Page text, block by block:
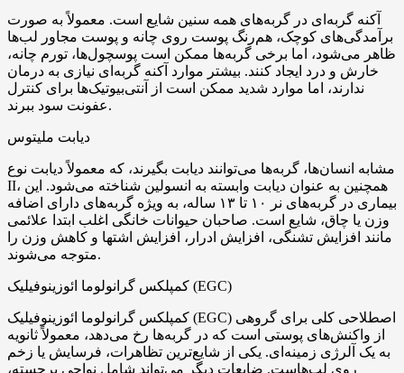
آکنه گربه‌ای در گربه‌های همه سنین شایع است. معمولاً به صورت
برآمدگی‌های کوچک، هم‌رنگ پوست روی چانه و پوست مجاور لب‌ها
ظاهر می‌شود، اما برخی گربه‌ها ممکن است پوسچول‌ها، تورم چانه،
خارش و درد ایجاد کنند. بیشتر موارد آکنه گربه‌ای نیازی به درمان
ندارند، اما موارد شدید ممکن است از آنتی‌بیوتیک‌ها برای کنترل
عفونت سود ببرند.
دیابت ملیتوس
مشابه انسان‌ها، گربه‌ها می‌توانند دیابت بگیرند، که معمولاً دیابت نوع
II، همچنین به عنوان دیابت وابسته به انسولین شناخته می‌شود. این
بیماری در گربه‌های نر ۱۰ تا ۱۳ ساله، به ویژه گربه‌های دارای اضافه
وزن یا چاق، شایع است. صاحبان حیوانات خانگی اغلب ابتدا علائمی
مانند افزایش تشنگی، افزایش ادرار، افزایش اشتها و کاهش وزن را
متوجه می‌شوند.
کمپلکس گرانولوما ائوزینوفیلیک (EGC)
کمپلکس گرانولوما ائوزینوفیلیک (EGC) اصطلاحی کلی برای گروهی
از واکنش‌های پوستی است که در گربه‌ها رخ می‌دهد، معمولاً ثانویه
به یک آلرژی زمینه‌ای. یکی از شایع‌ترین تظاهرات، فرسایش یا زخم
روی لب‌هاست. ضایعات دیگر می‌تواند شامل نواحی برجسته،